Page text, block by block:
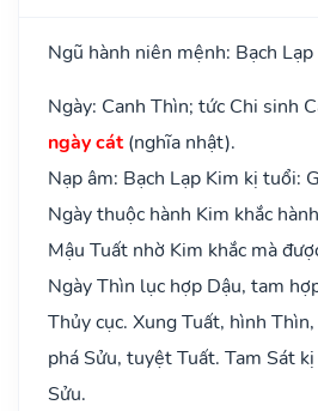
Ngũ hành niên mệnh: Bạch Lạp
Ngày: Canh Thìn; tức Chi sinh
ngày cát(nghĩa nhật).
Nạp âm: Bạch Lạp Kim kị tuổi:
Ngày thuộc hành Kim khắc
Mậu Tuất nhờ Kim khắc mà
Ngày Thìn lục hợp Dậu, tam
Thủy cục. Xung Tuất, hình
phá Sửu, tuyệt Tuất. Tam Sát
Sửu.